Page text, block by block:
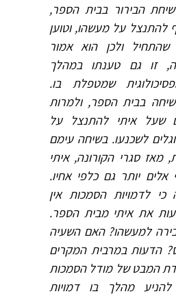
הבירור בבית הספר,
להתנצל על מעשהו, וטוען
ולכן הוא אמור
זו גם טענתו במהלך
שמטפלת בו.
בבית הספר, ולמרות
שעל איתי להתנצל על
לשכנעו. בשיחה עימם
מאז סגרי הקורונה, איתי
יותר גם כלפי אחיו.
כי לדמויות הסמכות אין
את איתי מבית הספר.
למעשהו? האם השעיה
הדעות במרבית המקרים
המבט של מודל הסמכות
מהלך בו דמויות